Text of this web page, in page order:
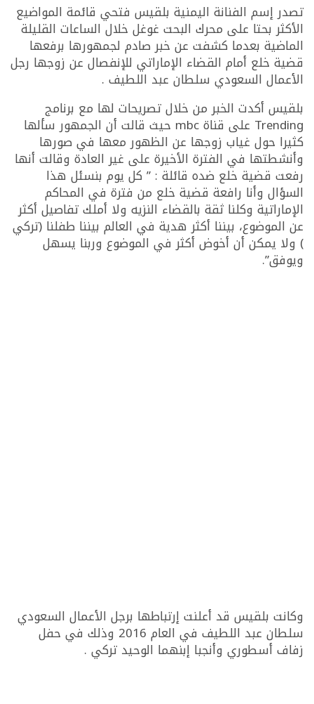
تصدر إسم الفنانة اليمنية بلقيس فتحي قائمة المواضيع
الأكثر بحتا على محرك البحت غوغل خلال الساعات القليلة
الماضية بعدما كشفت عن خبر صادم لجمهورها برفعها
قضية خلع أمام القضاء الإماراتي للإنفصال عن زوجها رجل
الأعمال السعودي سلطان عبد اللطيف .
بلقيس أكدت الخبر من خلال تصريحات لها مع برنامج
Trending على قناة mbc حيث قالت أن الجمهور سألها
كثيرا حول غياب زوجها عن الظهور معها في صورها
وأنشطتها في الفترة الأخيرة على غير العادة وقالت أنها
رفعت قضية خلع ضده قائلة : ” كل يوم بنسئل هذا
السؤال وأنا رافعة قضية خلع من فترة في المحاكم
الإماراتية وكلنا ثقة بالقضاء النزيه ولا أملك تفاصيل أكثر
عن الموضوع، بيننا أكثر هدية في العالم بيننا طفلنا (تركي
) ولا يمكن أن أخوض أكثر في الموضوع وربنا يسهل
ويوفق”.
وكانت بلقيس قد أعلنت إرتباطها برجل الأعمال السعودي
سلطان عبد اللطيف في العام 2016 وذلك في حفل
زفاف أسطوري وأنجبا إبنهما الوحيد تركي .